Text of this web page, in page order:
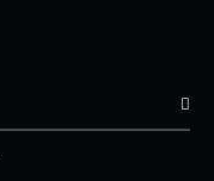
Abone